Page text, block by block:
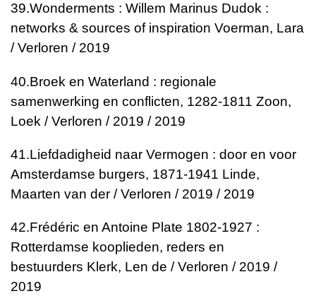
39.Wonderments : Willem Marinus Dudok :
networks & sources of inspiration Voerman, Lara
/ Verloren / 2019
40.Broek en Waterland : regionale
samenwerking en conflicten, 1282-1811 Zoon,
Loek / Verloren / 2019 / 2019
41.Liefdadigheid naar Vermogen : door en voor
Amsterdamse burgers, 1871-1941 Linde,
Maarten van der / Verloren / 2019 / 2019
42.Frédéric en Antoine Plate 1802-1927 :
Rotterdamse kooplieden, reders en
bestuurders Klerk, Len de / Verloren / 2019 /
2019